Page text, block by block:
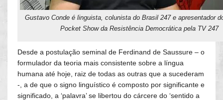
Gustavo Conde é linguista, colunista do Brasil 247 e apresentador
Pocket Show da Resistência Democrática pela TV 247
Desde a postulação seminal de Ferdinand de Saussure – o
formulador da teoria mais consistente sobre a língua
humana até hoje, raiz de todas as outras que a sucederam
-, a de que o signo linguístico é composto por significante e
significado, a ‘palavra’ se libertou do cárcere do ‘sentido a